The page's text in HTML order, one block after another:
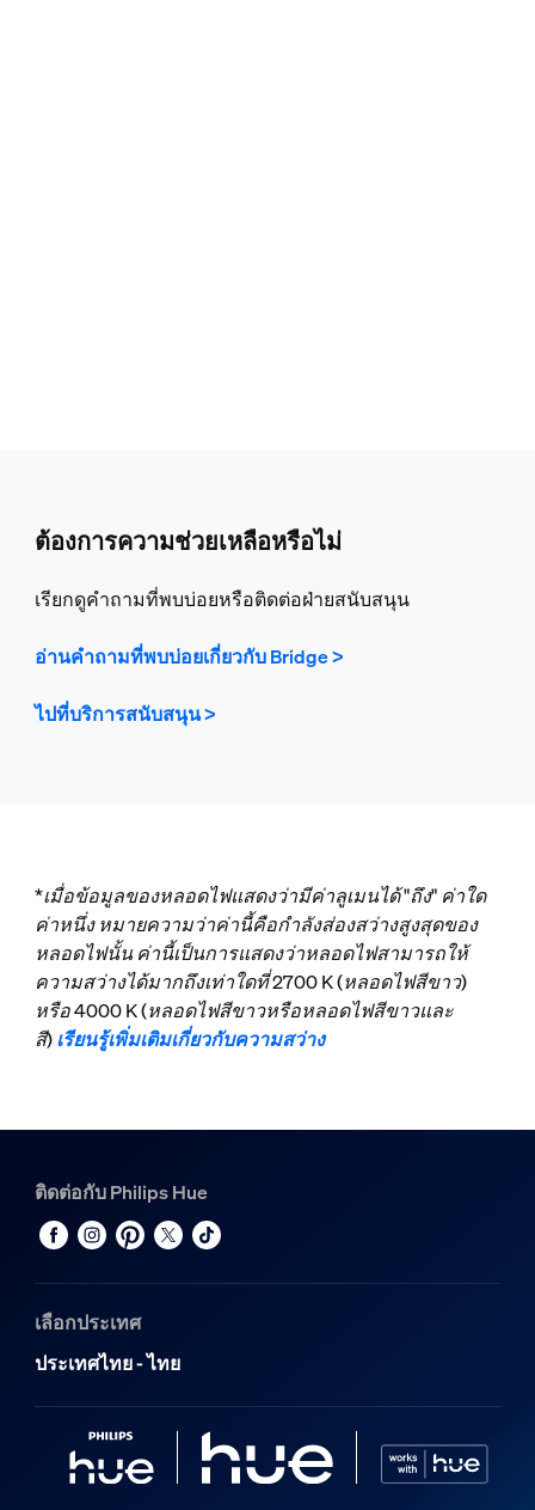
ต้องการความช่วยเหลือหรือไม่
เรียกดูคำถามที่พบบ่อยหรือติดต่อฝ่ายสนับสนุน
อ่านคำถามที่พบบ่อยเกี่ยวกับ Bridge >
ไปที่บริการสนับสนุน >
*เมื่อข้อมูลของหลอดไฟแสดงว่ามีค่าลูเมนได้ "ถึง" ค่าใด
ค่าหนึ่ง หมายความว่าค่านี้คือกำลังส่องสว่างสูงสุดของ
หลอดไฟนั้น ค่านี้เป็นการแสดงว่าหลอดไฟสามารถให้
ความสว่างได้มากถึงเท่าใดที่ 2700 K (หลอดไฟสีขาว)
หรือ 4000 K (หลอดไฟสีขาวหรือหลอดไฟสีขาวและ
สี)เรียนรู้เพิ่มเติมเกี่ยวกับความสว่าง
ติดต่อกับ Philips Hue
เลือกประเทศ
ประเทศไทย - ไทย